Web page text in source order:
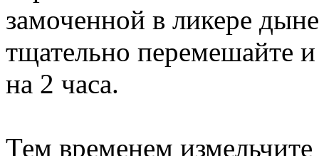
замоченной в ликере
тщательно перемешайте
на 2 часа.
Тем временем